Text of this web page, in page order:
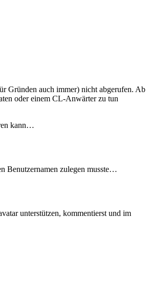
Gründen auch immer) nicht abgerufen. Ab
oder einem CL-Anwärter zu tun
kann…
Benutzernamen zulegen musste…
unterstützen, kommentierst und im